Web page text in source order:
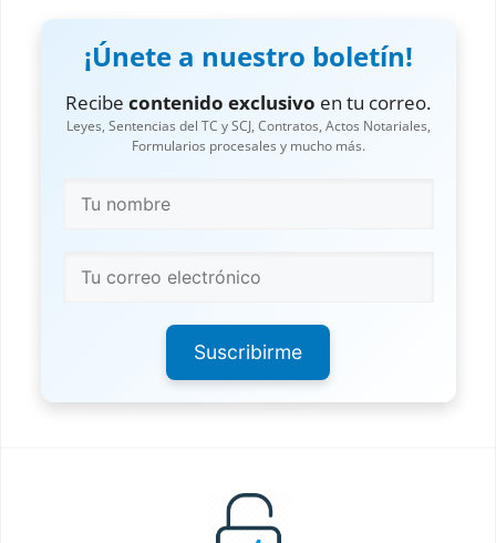
¡Únete a nuestro boletín!
Recibe contenido exclusivo en tu correo.
Leyes, Sentencias del TC y SCJ, Contratos, Actos Notariales,
Formularios procesales y mucho más.
Suscribirme